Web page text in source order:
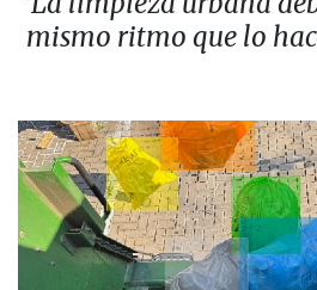
mismo ritmo que lo